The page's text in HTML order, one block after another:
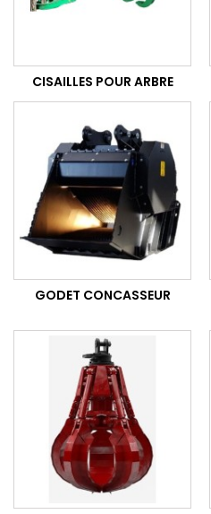
CISAILLES POUR ARBRE
GODET CONCASSEUR